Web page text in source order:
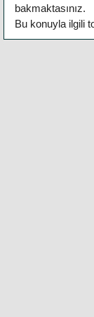
bakmaktasınız.
Bu konuyla ilgili